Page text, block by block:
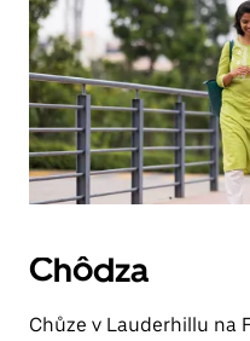
Chôdza
Chůze v Lauderhillu na